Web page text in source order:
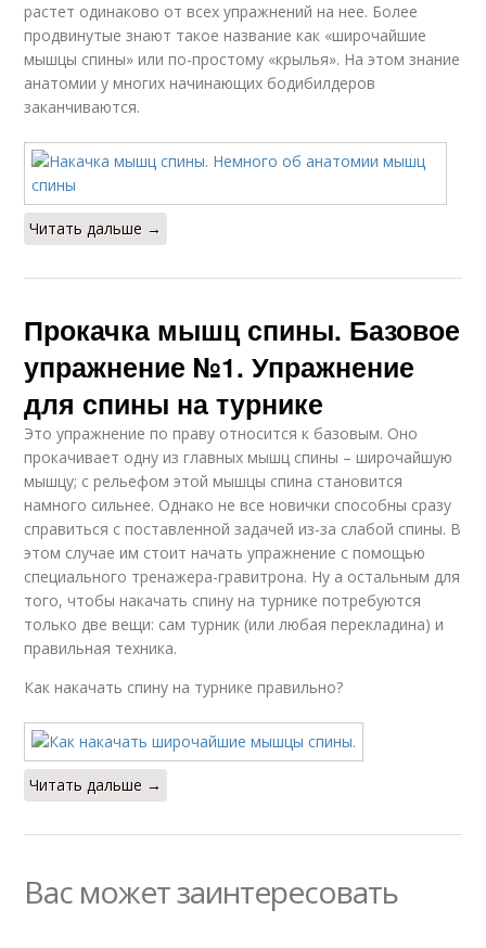
растет одинаково от всех упражнений на нее. Более
продвинутые знают такое название как «широчайшие
мышцы спины» или по-простому «крылья». На этом знание
анатомии у многих начинающих бодибилдеров
заканчиваются.
Читать дальше →
Прокачка мышц спины. Базовое
упражнение №1. Упражнение
для спины на турнике
Это упражнение по праву относится к базовым. Оно
прокачивает одну из главных мышц спины – широчайшую
мышцу; с рельефом этой мышцы спина становится
намного сильнее. Однако не все новички способны сразу
справиться с поставленной задачей из-за слабой спины. В
этом случае им стоит начать упражнение с помощью
специального тренажера-гравитрона. Ну а остальным для
того, чтобы накачать спину на турнике потребуются
только две вещи: сам турник (или любая перекладина) и
правильная техника.
Как накачать спину на турнике правильно?
Читать дальше →
Вас может заинтересовать